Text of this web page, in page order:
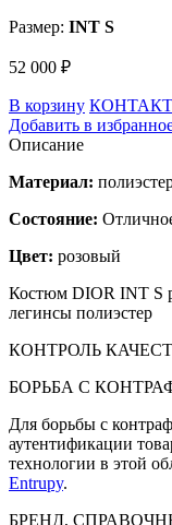
Размер: INT S
52 000 ₽
В корзину
Добавить в
Описание
Материал:
Состояние:
Цвет: розовый
Костюм DIOR INT S
легинсы полиэстер
КОНТРОЛЬ
БОРЬБА С
Для борьбы с
аутентификации
технологии в этой
Entrupy.
БРЕНД,